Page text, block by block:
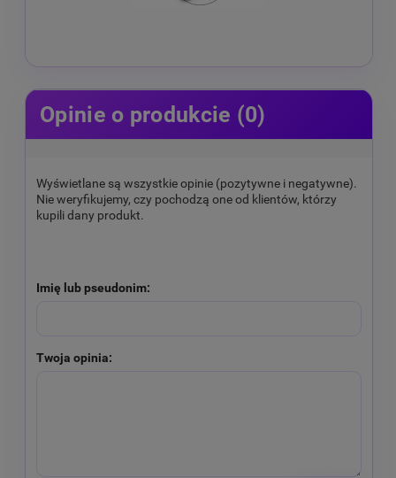
Opinie o produkcie (0)
Wyświetlane są wszystkie opinie (pozytywne i negatywne).
Nie weryfikujemy, czy pochodzą one od klientów, którzy
kupili dany produkt.
Imię lub pseudonim:
Twoja opinia: